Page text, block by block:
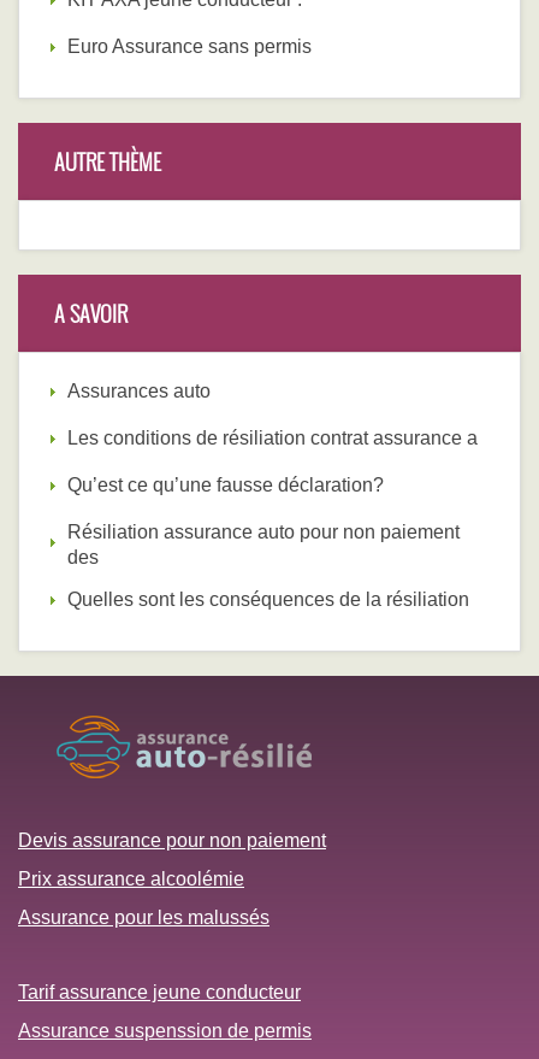
Euro Assurance sans permis
AUTRE THÈME
A SAVOIR
Assurances auto
Les conditions de résiliation contrat assurance a
Qu’est ce qu’une fausse déclaration?
Résiliation assurance auto pour non paiement
des
Quelles sont les conséquences de la résiliation
Devis assurance pour non paiement
Prix assurance alcoolémie
Assurance pour les malussés
Tarif assurance jeune conducteur
Assurance suspenssion de permis